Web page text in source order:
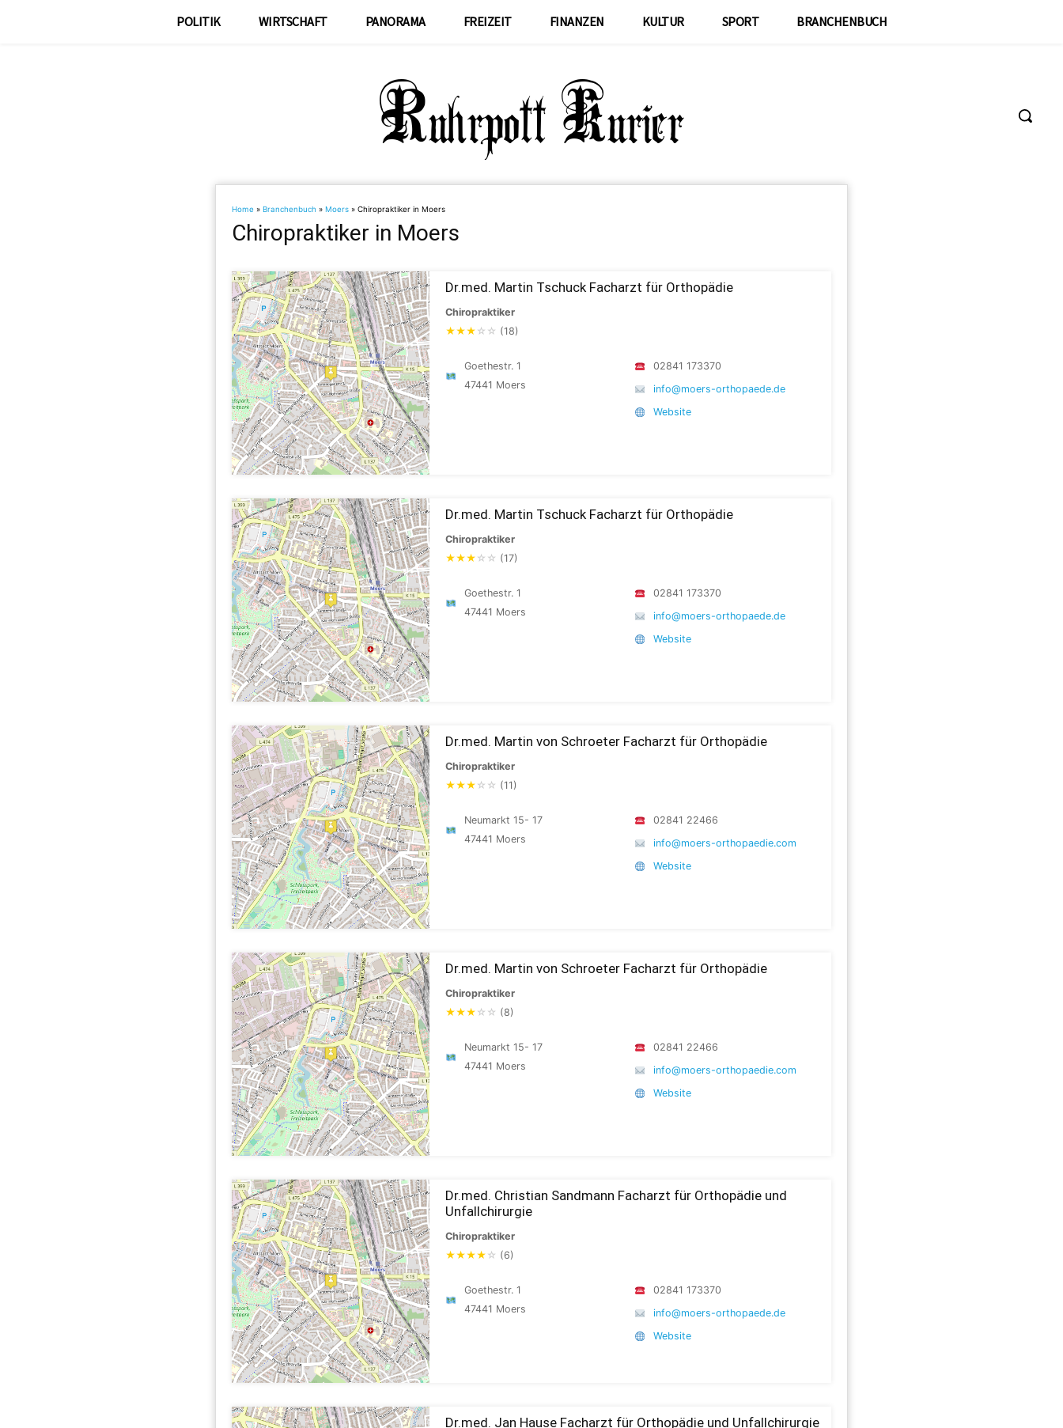
POLITIK WIRTSCHAFT PANORAMA FREIZEIT FINANZEN KULTUR SPORT BRANCHENBUCH
Home » Branchenbuch » Moers » Chiropraktiker in Moers
Chiropraktiker in Moers
Dr.med. Martin Tschuck Facharzt für Orthopädie
Chiropraktiker
★★★ ☆ ☆ (18)
Goethestr. 1
47441 Moers
02841 173370
info@moers-orthopaede.de
Website
Dr.med. Martin Tschuck Facharzt für Orthopädie
Chiropraktiker
★★★ ☆ ☆ (17)
Goethestr. 1
47441 Moers
02841 173370
info@moers-orthopaede.de
Website
Dr.med. Martin von Schroeter Facharzt für Orthopädie
Chiropraktiker
★★★ ☆ ☆ (11)
Neumarkt 15- 17
47441 Moers
02841 22466
info@moers-orthopaedie.com
Website
Dr.med. Martin von Schroeter Facharzt für Orthopädie
Chiropraktiker
★★★ ☆ ☆ (8)
Neumarkt 15- 17
47441 Moers
02841 22466
info@moers-orthopaedie.com
Website
Dr.med. Christian Sandmann Facharzt für Orthopädie und
Unfallchirurgie
Chiropraktiker
★★★★ ☆ (6)
Goethestr. 1
47441 Moers
02841 173370
info@moers-orthopaede.de
Website
Dr.med. Jan Hause Facharzt für Orthopädie und Unfallchirurgie